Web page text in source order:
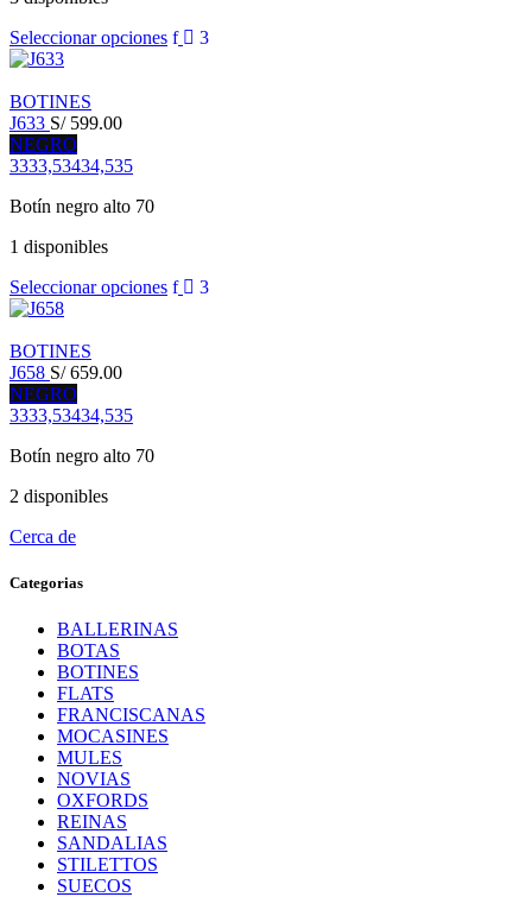
Seleccionar opciones
BOTINES
J633 S/599.00
NEGRO
3333,53434,535
Botín negro alto 70
1 disponibles
Seleccionar opciones
BOTINES
J658 S/659.00
NEGRO
3333,53434,535
Botín negro alto 70
2 disponibles
Cerca de
Categorias
BALLERINAS
BOTAS
BOTINES
FLATS
FRANCISCANAS
MOCASINES
MULES
NOVIAS
OXFORDS
REINAS
SANDALIAS
STILETTOS
SUECOS